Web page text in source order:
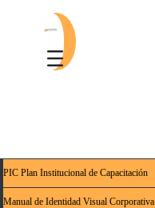
PIC Plan Institucional de Capacitación
Manual de Identidad Visual Corporativa